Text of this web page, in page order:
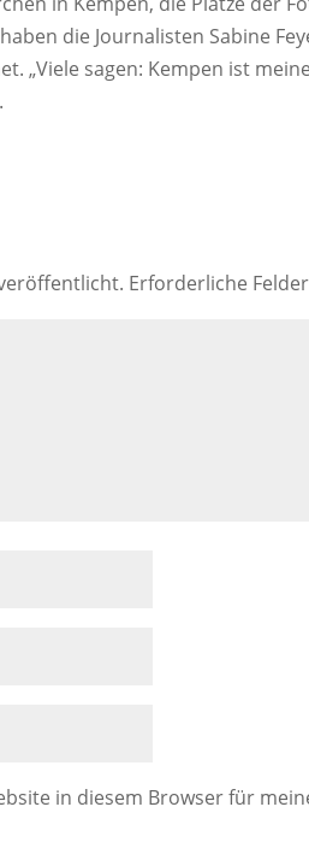
die Journalisten Sabine
„Viele sagen: Kempen ist
Erforderliche
in diesem Browser für